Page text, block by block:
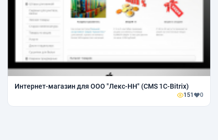
Интернет-магазин для ООО "Лекс-НН" (CMS 1C-Bitrix)
151 0